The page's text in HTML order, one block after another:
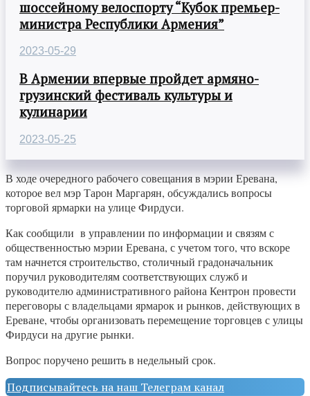
шоссейному велоспорту “Кубок премьер-
министра Республики Армения”
2023-05-29
В Армении впервые пройдет армяно-
грузинский фестиваль культуры и
кулинарии
2023-05-25
В ходе очередного рабочего совещания в мэрии Еревана,
которое вел мэр Тарон Маргарян, обсуждались вопросы
торговой ярмарки на улице Фирдуси.
Как сообщили в управлении по информации и связям с
общественностью мэрии Еревана, с учетом того, что вскоре
там начнется строительство, столичный градоначальник
поручил руководителям соответствующих служб и
руководителю административного района Кентрон провести
переговоры с владельцами ярмарок и рынков, действующих в
Ереване, чтобы организовать перемещение торговцев с улицы
Фирдуси на другие рынки.
Вопрос поручено решить в недельный срок.
Подписывайтесь на наш Телеграм канал